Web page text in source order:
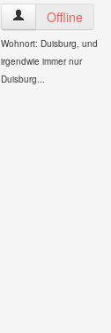
gehirnwindungen
Offline
Wohnort: Duisburg, und
irgendwie immer nur
Duisburg...